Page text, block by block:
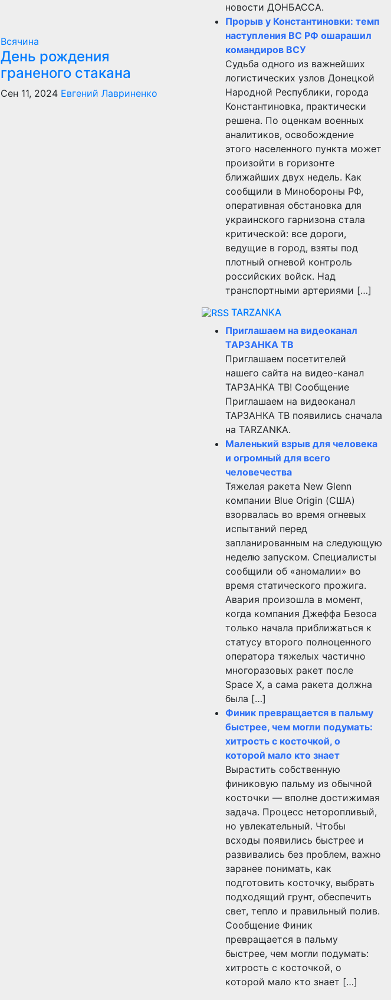
Всячина
День рождения
граненого стакана
Сен 11, 2024 Евгений Лавриненко
новости ДОНБАССА.
Прорыв у Константиновки: темп
наступления ВС РФ ошарашил
командиров ВСУ
Судьба одного из важнейших
логистических узлов Донецкой
Народной Республики, города
Константиновка, практически
решена. По оценкам военных
аналитиков, освобождение
этого населенного пункта может
произойти в горизонте
ближайших двух недель. Как
сообщили в Минобороны РФ,
оперативная обстановка для
украинского гарнизона стала
критической: все дороги,
ведущие в город, взяты под
плотный огневой контроль
российских войск. Над
транспортными артериями […]
TARZANKA
Приглашаем на видеоканал
ТАРЗАНКА ТВ
Приглашаем посетителей
нашего сайта на видео-канал
ТАРЗАНКА ТВ! Сообщение
Приглашаем на видеоканал
ТАРЗАНКА ТВ появились сначала
на TARZANKA.
Маленький взрыв для человека
и огромный для всего
человечества
Тяжелая ракета New Glenn
компании Blue Origin (США)
взорвалась во время огневых
испытаний перед
запланированным на следующую
неделю запуском. Специалисты
сообщили об «аномалии» во
время статического прожига.
Авария произошла в момент,
когда компания Джеффа Безоса
только начала приближаться к
статусу второго полноценного
оператора тяжелых частично
многоразовых ракет после
Space X, а сама ракета должна
была […]
Финик превращается в пальму
быстрее, чем могли подумать:
хитрость с косточкой, о
которой мало кто знает
Вырастить собственную
финиковую пальму из обычной
косточки — вполне достижимая
задача. Процесс неторопливый,
но увлекательный. Чтобы
всходы появились быстрее и
развивались без проблем, важно
заранее понимать, как
подготовить косточку, выбрать
подходящий грунт, обеспечить
свет, тепло и правильный полив.
Сообщение Финик
превращается в пальму
быстрее, чем могли подумать:
хитрость с косточкой, о
которой мало кто знает […]